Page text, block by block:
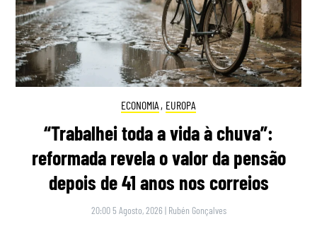
ECONOMIA , EUROPA
“Trabalhei toda a vida à chuva”:
reformada revela o valor da pensão
depois de 41 anos nos correios
20:00 5 Agosto, 2026 | Rubén Gonçalves